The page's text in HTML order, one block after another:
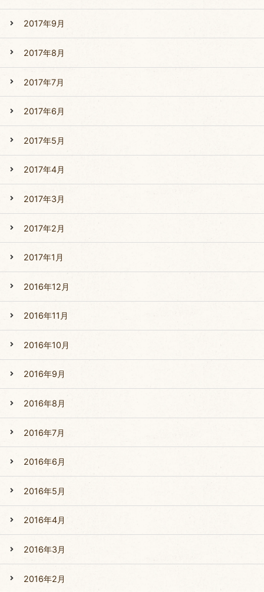
2017年9月
2017年8月
2017年7月
2017年6月
2017年5月
2017年4月
2017年3月
2017年2月
2017年1月
2016年12月
2016年11月
2016年10月
2016年9月
2016年8月
2016年7月
2016年6月
2016年5月
2016年4月
2016年3月
2016年2月